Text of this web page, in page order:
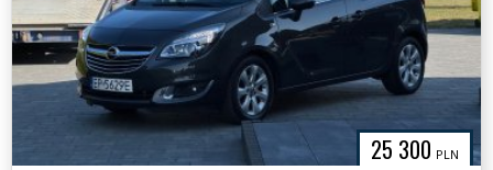
25 300 PLN